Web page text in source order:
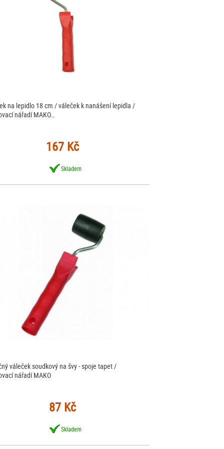
na lepidlo 18 cm / váleček k nanášení lepidla /
nářadí MAKO…
167 Kč
Skladem
váleček soudkový na švy - spoje tapet /
nářadí MAKO
87 Kč
Skladem